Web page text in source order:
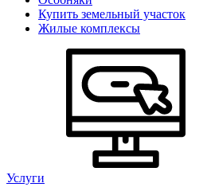
Купить земельный участок
Жилые комплексы
Услуги